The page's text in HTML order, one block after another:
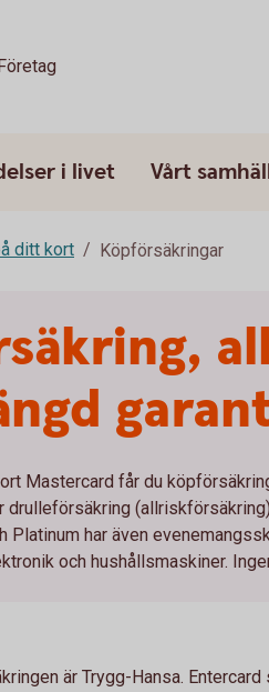
i livet Vårt
ditt kort Köpförsäkringar
Mastercard får du
drulleförsäkring
Platinum har även
och hushållsmaskiner.
är Trygg-Hansa.